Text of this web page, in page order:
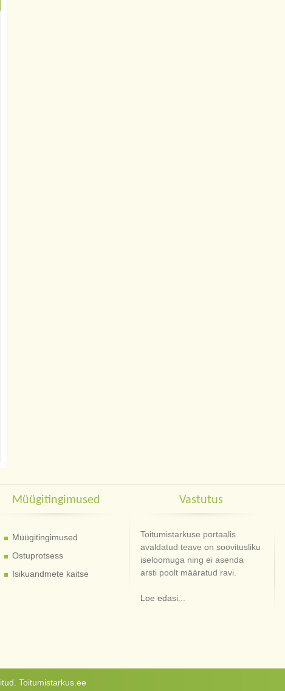
Müügitingimused
Müügitingimused
Ostuprotsess
Isikuandmete kaitse
Vastutus
Toitumistarkuse portaalis
avaldatud teave on soovitusliku
iseloomuga ning ei asenda
arsti poolt määratud ravi.
Loe edasi...
Toitumistarkus.ee